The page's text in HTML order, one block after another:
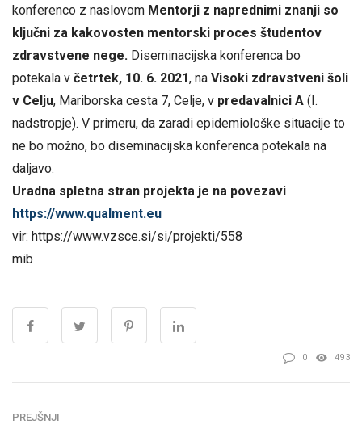
konferenco z naslovom Mentorji z naprednimi znanji so
ključni za kakovosten mentorski proces študentov
zdravstvene nege. Diseminacijska konferenca bo
potekala v četrtek, 10. 6. 2021, na Visoki zdravstveni šoli
v Celju, Mariborska cesta 7, Celje, v predavalnici A (I.
nadstropje). V primeru, da zaradi epidemiološke situacije to
ne bo možno, bo diseminacijska konferenca potekala na
daljavo.
Uradna spletna stran projekta je na povezavi
https://www.qualment.eu
vir: https://www.vzsce.si/si/projekti/558
mib
0 493
PREJŠNJI